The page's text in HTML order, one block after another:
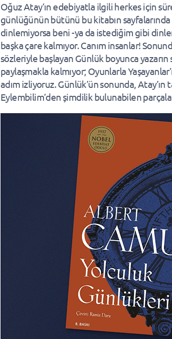
Oğuz Atay’ın edebiyatla ilgili herkes için
günlüğünün bütünü bu kitabın
dinlemiyorsa beni -ya da istediğim gibi
başka çare kalmıyor. Canım insanlar!
sözleriyle başlayan Günlük boyunca yazarın
paylaşmakla kalmıyor; Oyunlarla
adım izliyoruz. Günlük’ün sonunda, Atay’ın
Eylembilim’den şimdilik bulunabilen